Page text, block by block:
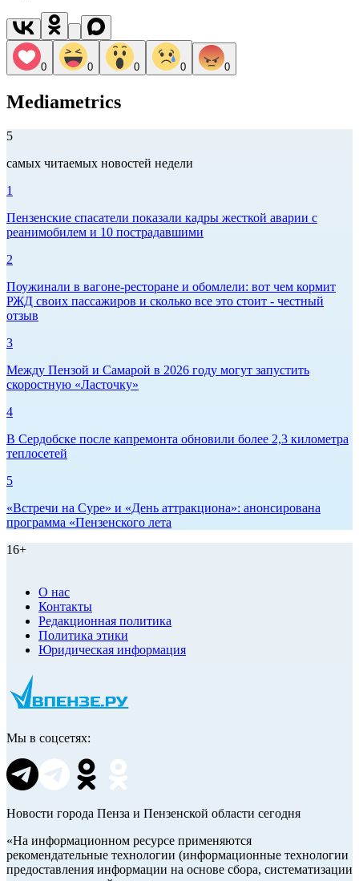
0 0 0 0 0
Mediametrics
5
самых читаемых новостей недели
1
Пензенские спасатели показали кадры жесткой аварии с
реанимобилем и 10 пострадавшими
2
Поужинали в вагоне-ресторане и обомлели: вот чем кормит
РЖД своих пассажиров и сколько все это стоит - честный
отзыв
3
Между Пензой и Самарой в 2026 году могут запустить
скоростную «Ласточку»
4
В Сердобске после капремонта обновили более 2,3 километра
теплосетей
5
«Встречи на Суре» и «День аттракциона»: анонсирована
программа «Пензенского лета
16+
О нас
Контакты
Редакционная политика
Политика этики
Юридическая информация
Мы в соцсетях:
Новости города Пенза и Пензенской области сегодня
«На информационном ресурсе применяются
рекомендательные технологии (информационные технологии
предоставления информации на основе сбора, систематизации